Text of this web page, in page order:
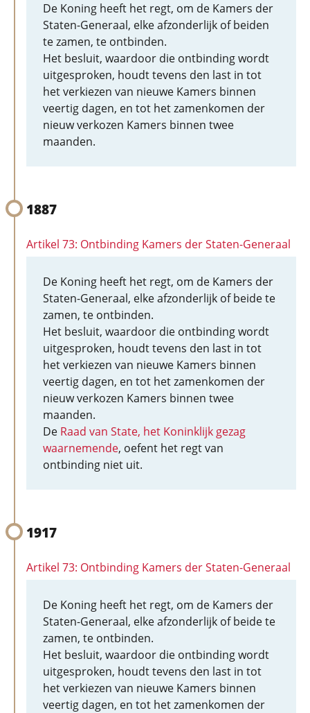
De Koning heeft het regt, om de Kamers der
Staten-Generaal, elke afzonderlijk of beiden
te zamen, te ontbinden.
Het besluit, waardoor die ontbinding wordt
uitgesproken, houdt tevens den last in tot
het verkiezen van nieuwe Kamers binnen
veertig dagen, en tot het zamenkomen der
nieuw verkozen Kamers binnen twee
maanden.
1887
Artikel 73: Ontbinding Kamers der Staten-Generaal
De Koning heeft het regt, om de Kamers der
Staten-Generaal, elke afzonderlijk of beide te
zamen, te ontbinden.
Het besluit, waardoor die ontbinding wordt
uitgesproken, houdt tevens den last in tot
het verkiezen van nieuwe Kamers binnen
veertig dagen, en tot het zamenkomen der
nieuw verkozen Kamers binnen twee
maanden.
De Raad van State, het Koninklijk gezag
waarnemende, oefent het regt van
ontbinding niet uit.
1917
Artikel 73: Ontbinding Kamers der Staten-Generaal
De Koning heeft het regt, om de Kamers der
Staten-Generaal, elke afzonderlijk of beide te
zamen, te ontbinden.
Het besluit, waardoor die ontbinding wordt
uitgesproken, houdt tevens den last in tot
het verkiezen van nieuwe Kamers binnen
veertig dagen, en tot het zamenkomen der